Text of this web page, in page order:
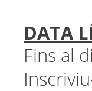
DATA
Fins al